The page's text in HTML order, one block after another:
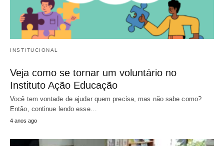
INSTITUCIONAL
Veja como se tornar um voluntário no
Instituto Ação Educação
Você tem vontade de ajudar quem precisa, mas não sabe como?
Então, continue lendo esse…
4 anos ago